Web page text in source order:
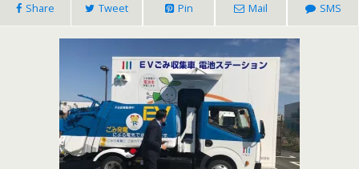
Share Tweet Pin Mail SMS